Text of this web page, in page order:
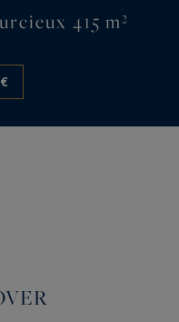
415 m²